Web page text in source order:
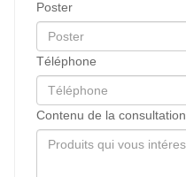
Poster
Téléphone
Contenu de la consultation